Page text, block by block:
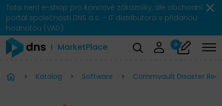
Toto není e-shop pro koncové zákazníky, ale obchodní
portál společnosti DNS a.s. – IT distributora s přidanou
hodnotou (VAD).
MarketPlace 0
Katalog Software Commvault Disaster